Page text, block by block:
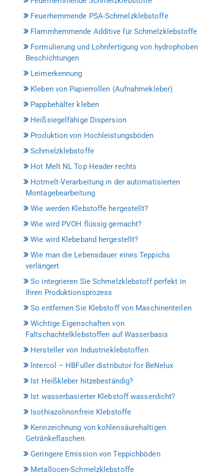
Feuerhemmende PSA-Schmelzklebstoffe
Flammhemmende Additive für Schmelzklebstoffe
Formulierung und Lohnfertigung von hydrophoben
Beschichtungen
Leimerkennung
Kleben von Papierrollen (Aufnahmekleber)
Pappbehälter kleben
Heißsiegelfähige Dispersion
Produktion von Hochleistungsböden
Schmelzklebstoffe
Hot Melt NL Top Header rechts
Hotmelt-Verarbeitung in der automatisierten
Montagebearbeitung
Wie werden Klebstoffe hergestellt?
Wie wird PVOH flüssig gemacht?
Wie wird Klebeband hergestellt?
Wie man die Lebensdauer eines Teppichs
verlängert
So integrieren Sie Schmelzklebstoff perfekt in
Ihren Produktionsprozess
So entfernen Sie Klebstoff von Maschinenteilen
Wichtige Eigenschaften von
Faltschachtelklebstoffen auf Wasserbasis
Hersteller von Industrieklebstoffen
Intercol – HBFuller distributor for BeNelux
Ist Heißkleber hitzebeständig?
Ist wasserbasierter Klebstoff wasserdicht?
Isothiazolinonfreie Klebstoffe
Kennzeichnung von kohlensäurehaltigen
Getränkeflaschen
Geringere Emission von Teppichböden
Metallocen-Schmelzklebstoffe